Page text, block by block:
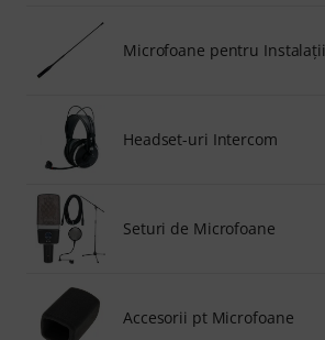
Microfoane pentru Instalaţii
Headset-uri Intercom
Seturi de Microfoane
Accesorii pt Microfoane